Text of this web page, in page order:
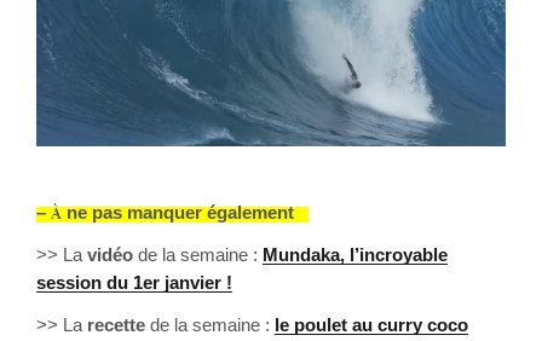
–Àne pas manquer également
>> La vidéo de la semaine : Mundaka, l’incroyable
session du 1er janvier !
>> La recette de la semaine : le poulet au curry coco